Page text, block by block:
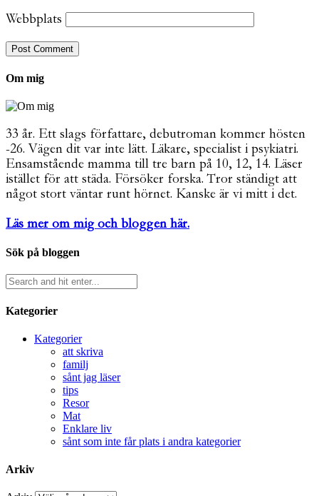
Webbplats
Om mig
33 år. Ett slags författare, debutroman kommer hösten
-26. Vägen dit var inte lätt. Läkare, specialist i psykiatri.
Ensamstående mamma till tre barn på 10, 12, 14. Läser
istället för att städa. Försöker forska. Tror ständigt att
något stort väntar runt hörnet. Kanske är vi mitt i det.
Läs mer om mig och bloggen här.
Sök på bloggen
Kategorier
Kategorier
att skriva
familj
sånt jag läser
tips
Resor
Mat
Enklare liv
sånt som inte får plats i andra kategorier
Arkiv